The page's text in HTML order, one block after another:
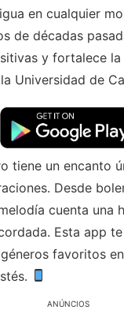
en cualquier
de décadas
y fortalece la
Universidad de
tiene un encanto
Desde
cuenta una
Esta app
favoritos
ANÚNCIOS